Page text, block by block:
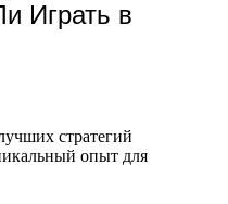
Играть в
стратегий
опыт для